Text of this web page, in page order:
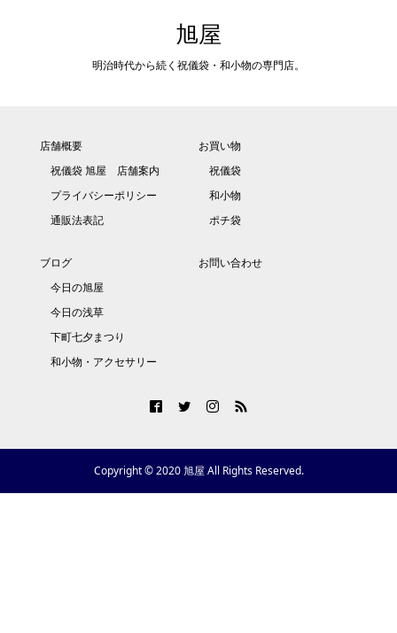
旭屋
明治時代から続く祝儀袋・和小物の専門店。
店舗概要
祝儀袋 旭屋 店舗案内
プライバシーポリシー
通販法表記
お買い物
祝儀袋
和小物
ポチ袋
ブログ
今日の旭屋
今日の浅草
下町七夕まつり
和小物・アクセサリー
お問い合わせ
Copyright © 2020 旭屋 All Rights Reserved.